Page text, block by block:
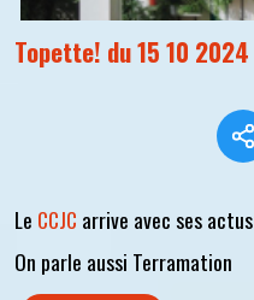
Topette! du 15 10 2024
Le CCJC arrive avec ses actus
On parle aussi Terramation